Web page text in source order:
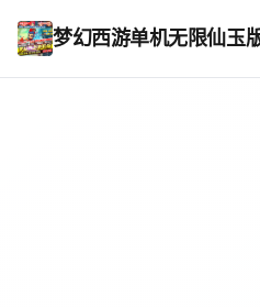
梦幻西游单机无限仙玉